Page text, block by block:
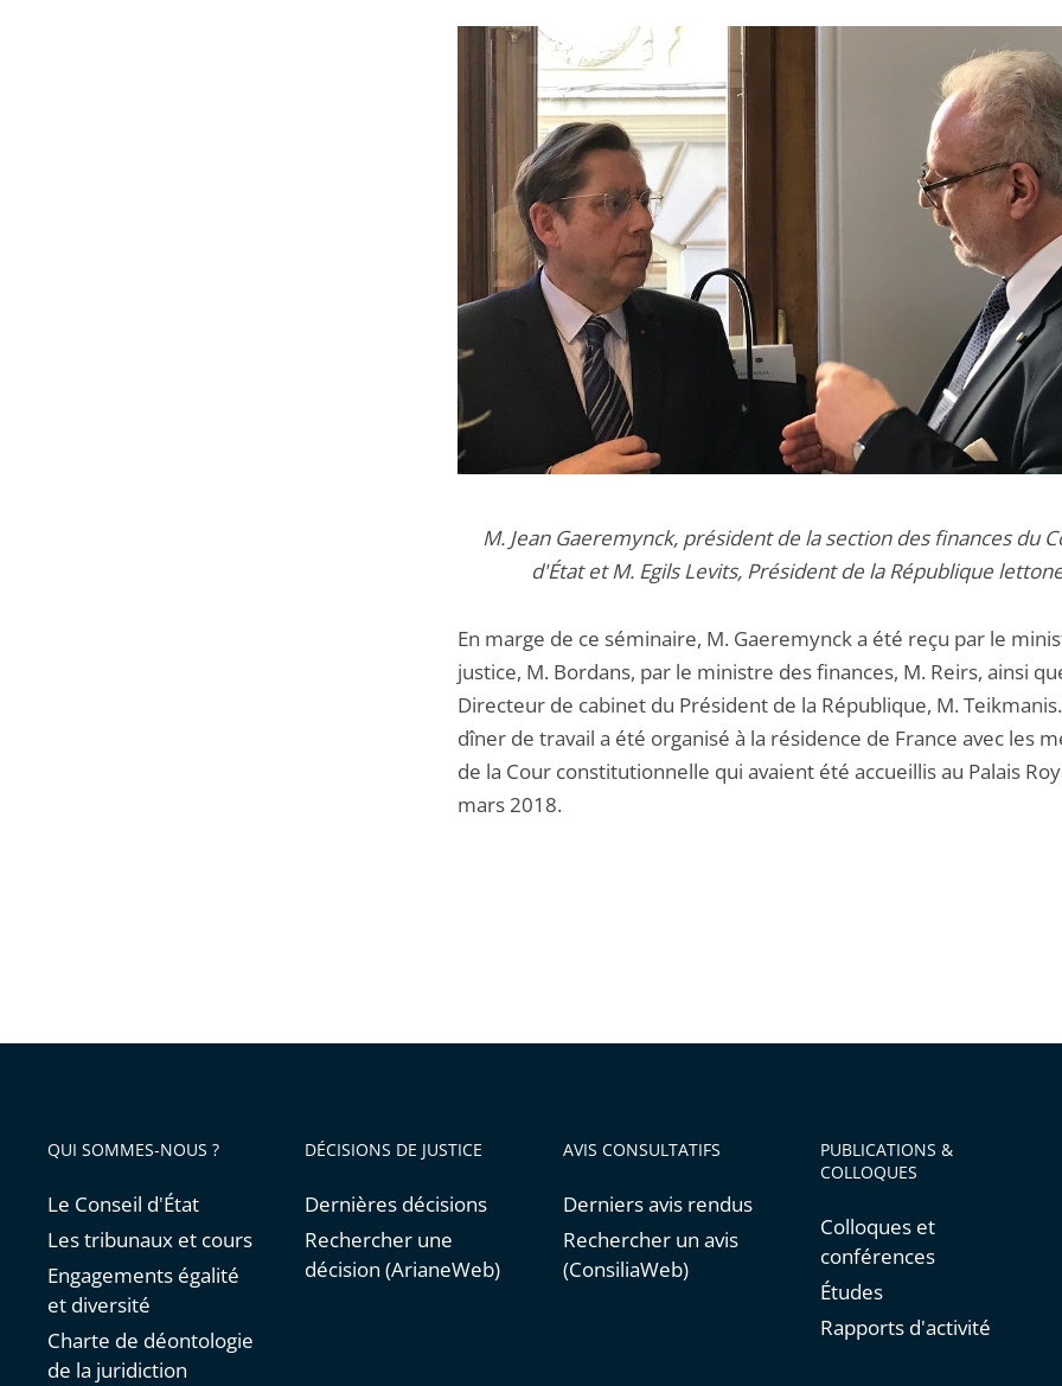
M. Jean Gaeremynck, président de la section des finances du
d'État et M. Egils Levits, Président de la République
En marge de ce séminaire, M. Gaeremynck a été reçu par le
justice, M. Bordans, par le ministre des finances, M. Reirs, ainsi
Directeur de cabinet du Président de la République, M.
dîner de travail a été organisé à la résidence de France avec les
de la Cour constitutionnelle qui avaient été accueillis au Palais
mars 2018.
QUI SOMMES-NOUS ?
Le Conseil d'État
Les tribunaux et cours
Engagements égalité
et diversité
Charte de déontologie
de la juridiction
DÉCISIONS DE JUSTICE
Dernières décisions
Rechercher une
décision (ArianeWeb)
AVIS CONSULTATIFS
Derniers avis rendus
Rechercher un avis
(ConsiliaWeb)
PUBLICATIONS &
COLLOQUES
Colloques et
conférences
Études
Rapports d'activité